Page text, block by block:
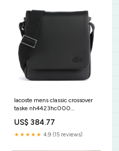
lacoste mens classic crossover
taske nh4423hc000
US$ 384.77
★★★★★ 4.9 (15 reviews)